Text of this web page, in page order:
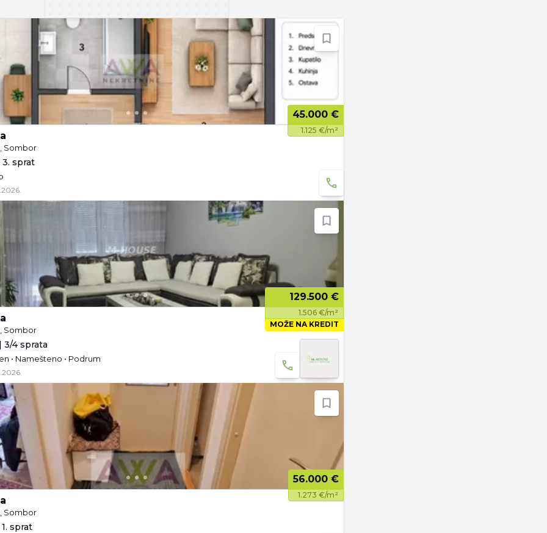
45.000 €
1.125 €/m²
Sombor
3. sprat
129.500 €
1.506 €/m²
MOŽE NA KREDIT
Sombor
3/4 sprata
• Namešteno • Podrum
56.000 €
1.273 €/m²
Sombor
sprat